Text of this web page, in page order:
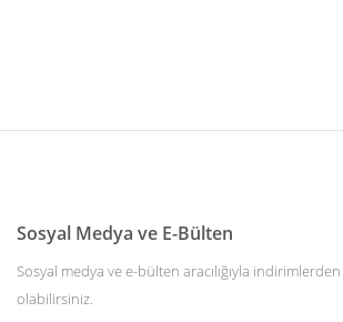
Sosyal Medya ve E-Bülten
Sosyal medya ve e-bülten aracılığıyla
olabilirsiniz.